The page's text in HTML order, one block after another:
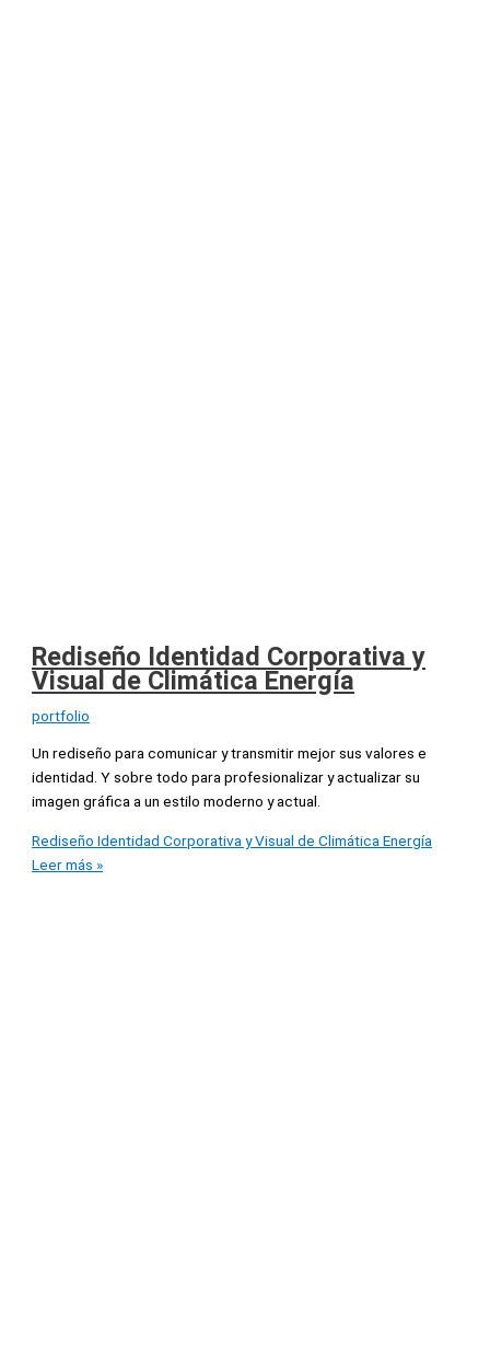
Rediseño Identidad Corporativa y
Visual de Climática Energía
portfolio
Un rediseño para comunicar y transmitir mejor sus valores e
identidad. Y sobre todo para profesionalizar y actualizar su
imagen gráfica a un estilo moderno y actual.
Rediseño Identidad Corporativa y Visual de Climática Energía
Leer más »